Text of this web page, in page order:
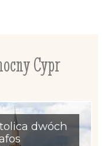
Cypr
dwóch